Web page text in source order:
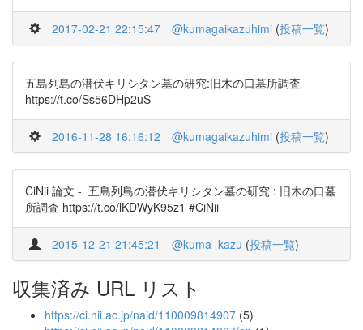
2017-02-21 22:15:47 @kumagaikazuhimi (投稿一覧)
五島列島の潜伏キリシタン墓の研究:旧木の口墓所調査
https://t.co/Ss56DHp2uS
2016-11-28 16:16:12 @kumagaikazuhimi (投稿一覧)
CiNii 論文 - 五島列島の潜伏キリシタン墓の研究 : 旧木の口墓
所調査 https://t.co/lKDWyK95z1 #CiNii
2015-12-21 21:45:21 @kuma_kazu (投稿一覧)
収集済み URL リスト
https://ci.nii.ac.jp/naid/110009814907 (5)